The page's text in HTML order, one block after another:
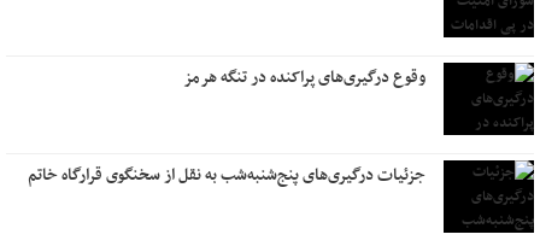
وقوع درگیری‌های پراکنده در تنگه هرمز
جزئیات درگیری‌های پنج‌شنبه‌شب به نقل از سخنگوی قرارگاه خاتم